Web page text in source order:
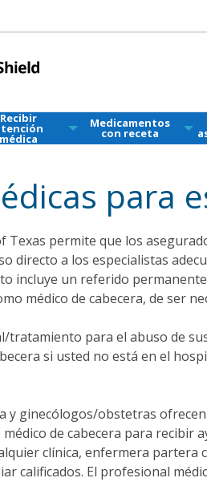
Recibir
médica
Medicamentos
con receta
para
Texas permite que los
directo a los especialistas
incluye un referido
médico de cabecera, de ser
tratamiento para el abuso de
si usted no está en el
y ginecólogos/obstetras
de cabecera para recibir
clínica, enfermera partera
calificados. El profesional